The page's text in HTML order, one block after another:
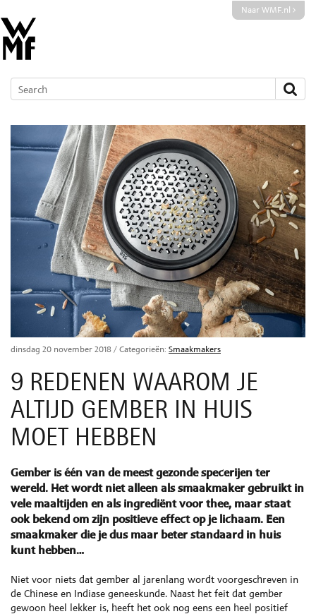
Naar WMF.nl
dinsdag 20 november 2018 / Categorieën: Smaakmakers
9 REDENEN WAAROM JE
ALTIJD GEMBER IN HUIS
MOET HEBBEN
Gember is één van de meest gezonde specerijen ter
wereld. Het wordt niet alleen als smaakmaker gebruikt in
vele maaltijden en als ingrediënt voor thee, maar staat
ook bekend om zijn positieve effect op je lichaam. Een
smaakmaker die je dus maar beter standaard in huis
kunt hebben…
Niet voor niets dat gember al jarenlang wordt voorgeschreven in
de Chinese en Indiase geneeskunde. Naast het feit dat gember
gewoon heel lekker is, heeft het ook nog eens een heel positief